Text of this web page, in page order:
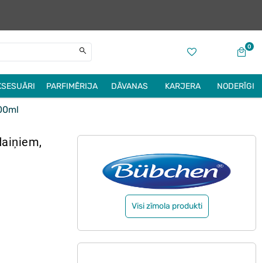
0
PARFIMĒRIJA DĀVANAS KARJERA NODERĪGI
Visi zīmola produkti